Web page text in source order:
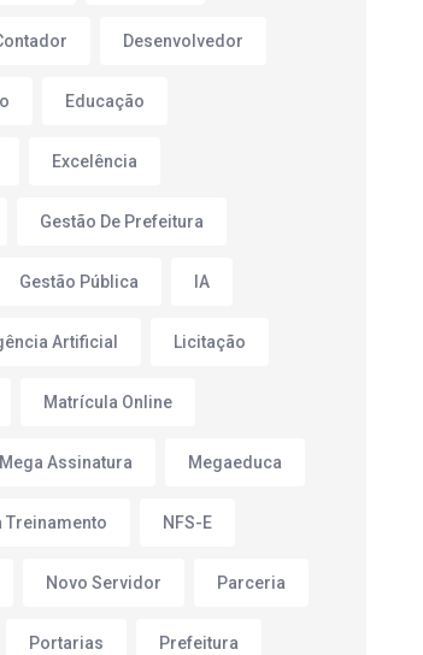
Desenvolvedor
Educação
Excelência
Gestão De Prefeitura
Gestão Pública IA
Artificial Licitação
Matrícula Online
Mega Assinatura Megaeduca
Treinamento NFS-E
Novo Servidor Parceria
Portarias Prefeitura